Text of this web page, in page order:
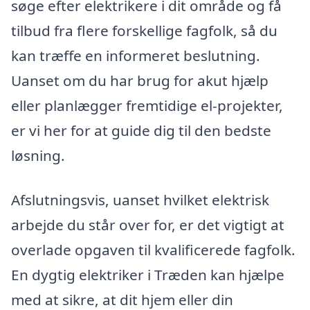
søge efter elektrikere i dit område og få
tilbud fra flere forskellige fagfolk, så du
kan træffe en informeret beslutning.
Uanset om du har brug for akut hjælp
eller planlægger fremtidige el-projekter,
er vi her for at guide dig til den bedste
løsning.
Afslutningsvis, uanset hvilket elektrisk
arbejde du står over for, er det vigtigt at
overlade opgaven til kvalificerede fagfolk.
En dygtig elektriker i Træden kan hjælpe
med at sikre, at dit hjem eller din